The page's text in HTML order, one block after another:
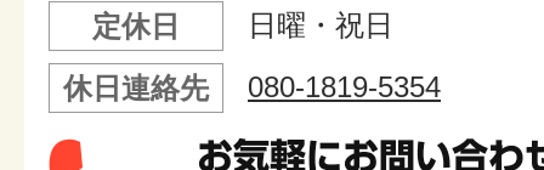
定休日
日曜・祝日
休日連絡先
080-1819-5354